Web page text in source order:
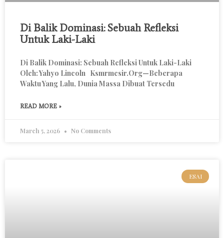
Di Balik Dominasi: Sebuah Refleksi
Untuk Laki-Laki
Di Balik Dominasi: Sebuah Refleksi Untuk Laki-Laki
Oleh: Yahyo Lincoln Ksmrmesir.org—Beberapa
Waktu Yang Lalu, Dunia Massa Dibuat Tersedu
READ MORE »
March 5, 2026 No Comments
ESAI